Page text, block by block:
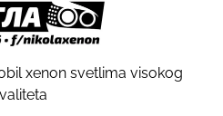
xenon svetlima visokog